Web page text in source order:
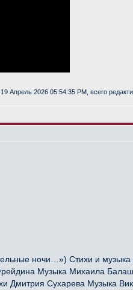
Апрель 2026 05:54:35 PM, всего
ночи…») Стихи и музыка
Музыка Михаила
Сухарева Музыка